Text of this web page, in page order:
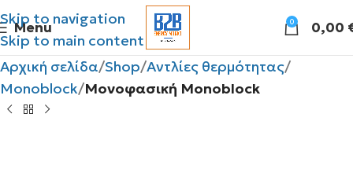
Skip to navigation
Skip to main content
Menu 0 0,00
Αρχική σελίδα Shop Αντλίες θερμότητας
Monoblock Μονοφασική Monoblock